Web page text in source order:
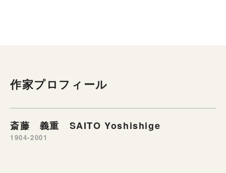
作家プロフィール
斎藤 義重 SAITO Yoshishige
1904-2001